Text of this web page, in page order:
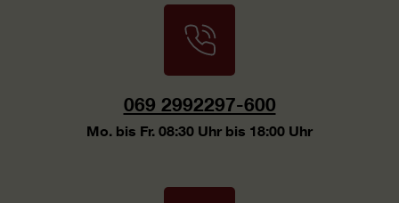
069 2992297-600
Mo. bis Fr. 08:30 Uhr bis 18:00 Uhr